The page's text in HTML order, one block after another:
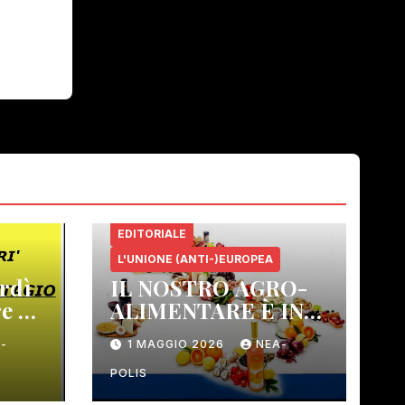
21
EDITORIALE
L'UNIONE (ANTI-)EUROPEA
IL NOSTRO AGRO-
ALIMENTARE È IN
PERICOLO!
1 MAGGIO 2026 NEA-
POLIS